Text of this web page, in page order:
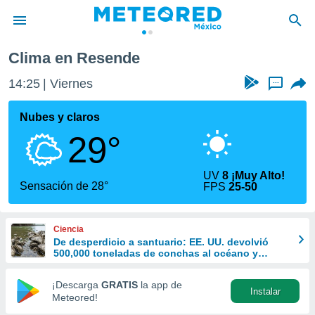
de
ha sido
calidad.
a este
las
y
forma
digital
basada
Clima en Resende
14:25 Viernes ...
Nubes y claros
29°
Sensación de 28°
UV8 ¡Muy Alto!
FPS25-50
Ciencia
De desperdicio a santuario: EE. UU. devolvió
500,000 toneladas de conchas al océano y
¡Descarga GRATIS la app de
Meteored!
Instalar